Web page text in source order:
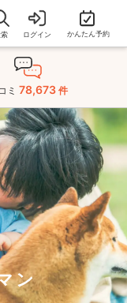
ログイン かんたん予約
ミ 78,673 件
ン